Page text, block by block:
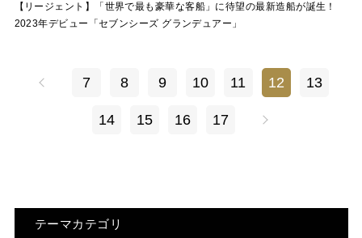
【リージェント】「世界で最も豪華な客船」に待望の最新造船が誕生！
2023年デビュー「セブンシーズ グランデュアー」
7 8 9 10 11 12 13
14 15 16 17
テーマカテゴリ